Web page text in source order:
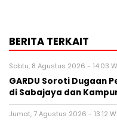
BERITA TERKAIT
Sabtu, 8 Agustus 2026 - 14:03
GARDU Soroti Dugaan
di Sabajaya dan
Jumat, 7 Agustus 2026 - 13:12